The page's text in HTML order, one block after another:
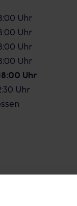
Uhr
Uhr
Uhr
Uhr
Uhr
Uhr